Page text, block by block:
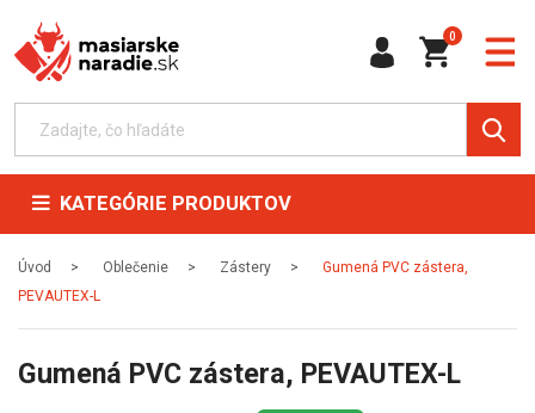
0
KATEGÓRIE PRODUKTOV
Úvod Oblečenie Zástery
Gumená PVC zástera,
PEVAUTEX-L
Gumená PVC zástera, PEVAUTEX-L